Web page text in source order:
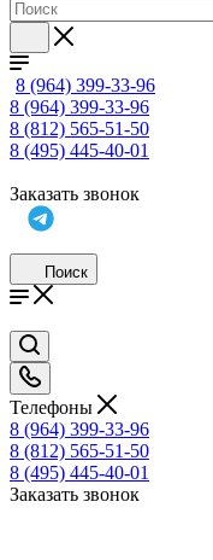
8 (964) 399-33-96
8 (964) 399-33-96
8 (812) 565-51-50
8 (495) 445-40-01
Заказать звонок
Поиск
Телефоны
8 (964) 399-33-96
8 (812) 565-51-50
8 (495) 445-40-01
Заказать звонок